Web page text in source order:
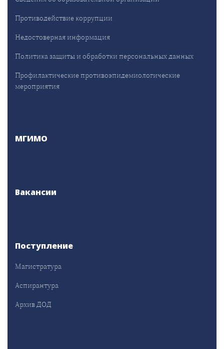
Противодействие коррупции
Недостоверная информация
Политика защиты и обработки персональных данных
Профилактические противоэпидемиологические
мероприятия
МГИМО
Вакансии
Поступление
Магистратура
Аспирантура
Архив ДОД